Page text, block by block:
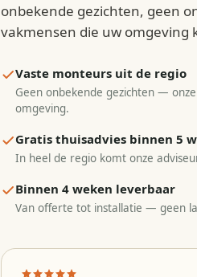
onbekende gezichten, geen
vakmensen die uw omgeving
Vaste monteurs uit de regio
Geen onbekende gezichten —
omgeving.
Gratis thuisadvies binnen 5
In heel de regio komt onze
Binnen 4 weken leverbaar
Van offerte tot installatie — geen